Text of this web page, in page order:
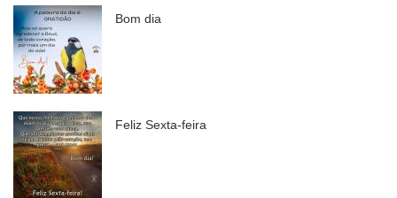
Bom dia
Feliz Sexta-feira